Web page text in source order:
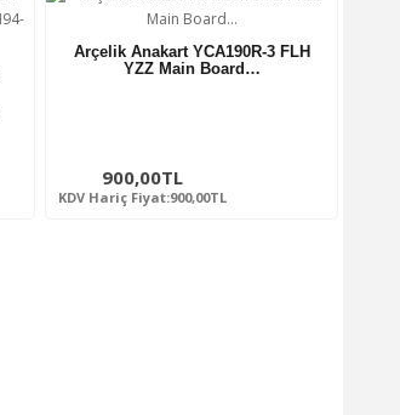
Arçelik Anakart YCA190R-3 FLH
YZZ Main Board…
900,00TL
KDV Hariç Fiyat:900,00TL